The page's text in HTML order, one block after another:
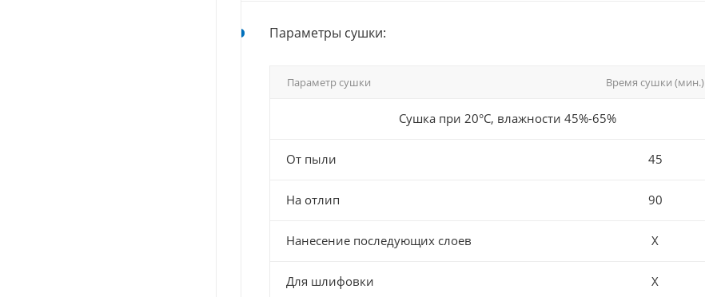
Параметры сушки:
Параметр сушки Время сушки (мин.)
Сушка при 20°С, влажности 45%-65%
От пыли 45
На отлип 90
Нанесение последующих слоев Х
Для шлифовки Х